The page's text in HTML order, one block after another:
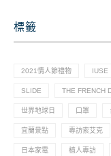
標籤
2021情人節禮物 IUSE
SLIDE THE FRENCH
世界地球日 口罩
宜蘭景點 專訪索艾克
日本家電 植人專訪